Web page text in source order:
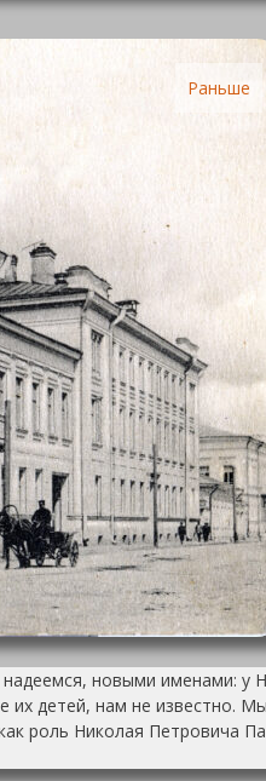
Раньше
новыми именами: у
их детей, нам не известно.
роль Николая Петровича